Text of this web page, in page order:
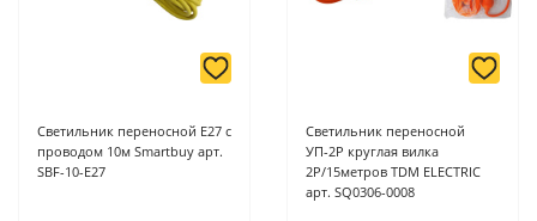
Светильник переносной E27 с
проводом 10м Smartbuy арт.
SBF-10-E27
Светильник переносной
УП-2Р круглая вилка
2Р/15метров TDM ELECTRIC
арт. SQ0306-0008